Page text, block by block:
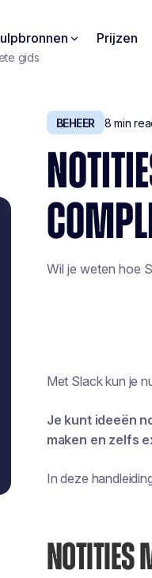
Prijzen
gids
BEHEER 8 min
Wil je weten hoe
Met Slack kun je
Je kunt ideeën
maken en zelfs
In deze